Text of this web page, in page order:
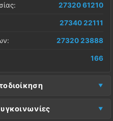
27320 61210
27340 22111
27320 23888
166